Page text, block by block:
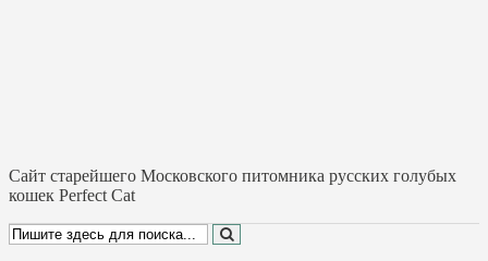
Cайт старейшего Московского питомника русских голубых
кошек Perfect Cat